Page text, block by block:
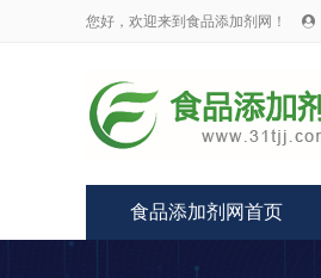
您好，欢迎来到食品添加剂网！ 
食品添加剂网首页